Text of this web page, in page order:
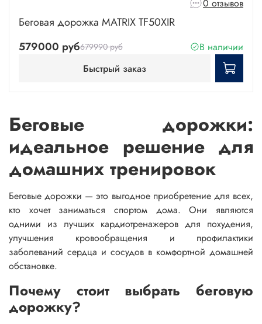
0 отзывов
Беговая дорожка MATRIX TF50XIR
579000 руб679990 руб
В наличии
Быстрый заказ
Беговые дорожки:
идеальное решение для
домашних тренировок
Беговые дорожки — это выгодное приобретение для всех,
кто хочет заниматься спортом дома. Они являются
одними из лучших кардиотренажеров для похудения,
улучшения кровообращения и профилактики
заболеваний сердца и сосудов в комфортной домашней
обстановке.
Почему стоит выбрать беговую
дорожку?